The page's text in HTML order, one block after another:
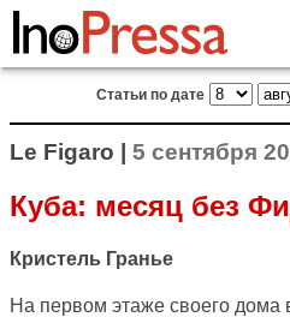
Статьи по дате
Le Figaro | 5 сентября
Куба: месяц без
Кристель Гранье
На первом этаже своего дома